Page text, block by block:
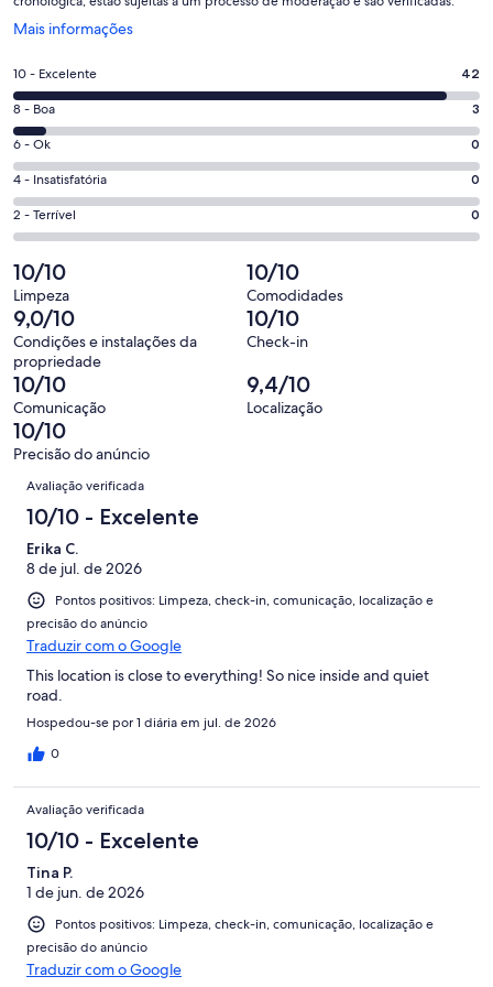
Mais informações
Abre
uma
nova
janela
Nota
10
-
Excelente.
42
de
45
avaliações
10 - Excelente 42
Nota
8
-
Boa.
3
de
avaliações
8 - Boa 3
Nota
6
-
Ok.
0
de
45
avaliações
6 - Ok 0
Nota
4
-
0
de
45
avaliações
4 - Insatisfatória 0
Nota
2
-
Terrível.
0
de
45
avaliações
2 - Terrível 0
10/10
Limpeza
10/10
Comodidades
9,0/10
Condições e instalações da
propriedade
10/10
Check-in
10/10
Comunicação
9,4/10
Localização
10/10
Precisão do anúncio
Avaliações
Avaliação verificada
10/10 - Excelente
Erika C.
8 de jul. de 2026
Pontos positivos: Limpeza, check-in, comunicação, localização e
precisão do anúncio
Traduzir com o Google
This location is close to everything! So nice inside and quiet
road.
Hospedou-se por 1 diária em jul. de 2026
0
Avaliação verificada
10/10 - Excelente
Tina P.
1 de jun. de 2026
Pontos positivos: Limpeza, check-in, comunicação, localização e
precisão do anúncio
Traduzir com o Google